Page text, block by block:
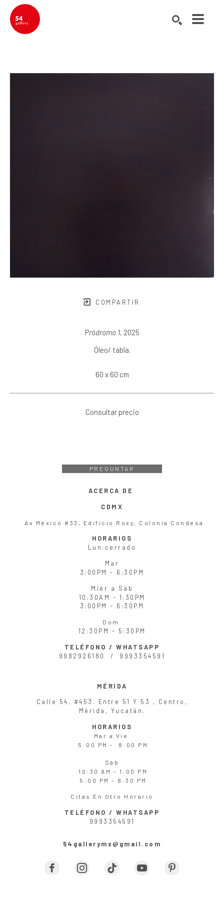
COMPARTIR
Pródromo 1, 2025
Óleo/ tabla.
60 x 60 cm
Consultar precio
PREGUNTAR
ACERCA DE
CDMX
Av México #33, Edificio Roxy, Colonia Condesa
HORARIOS
Lun :cerrado
Mar
3:00PM - 6:30PM
Miér a
Sáb
10:30AM - 1:30PM
3:00PM - 6:30PM
Dom
12:30PM - 5:30PM
TELÉFONO / WHATSAPP
9982926180 / 9993354591
MÉRIDA
Calle 54, #453. Entre 51 Y 53 , Centro,
Mérida, Yucatán.
HORARIOS
Mar a Vie
5:00 PM - 8:00 PM
Sáb
10:30 AM - 1:00 PM
5:00 PM - 8:30 PM
Citas En Otro Horario
TELÉFONO / WHATSAPP
9993354591
54gallerymx@gmail.com